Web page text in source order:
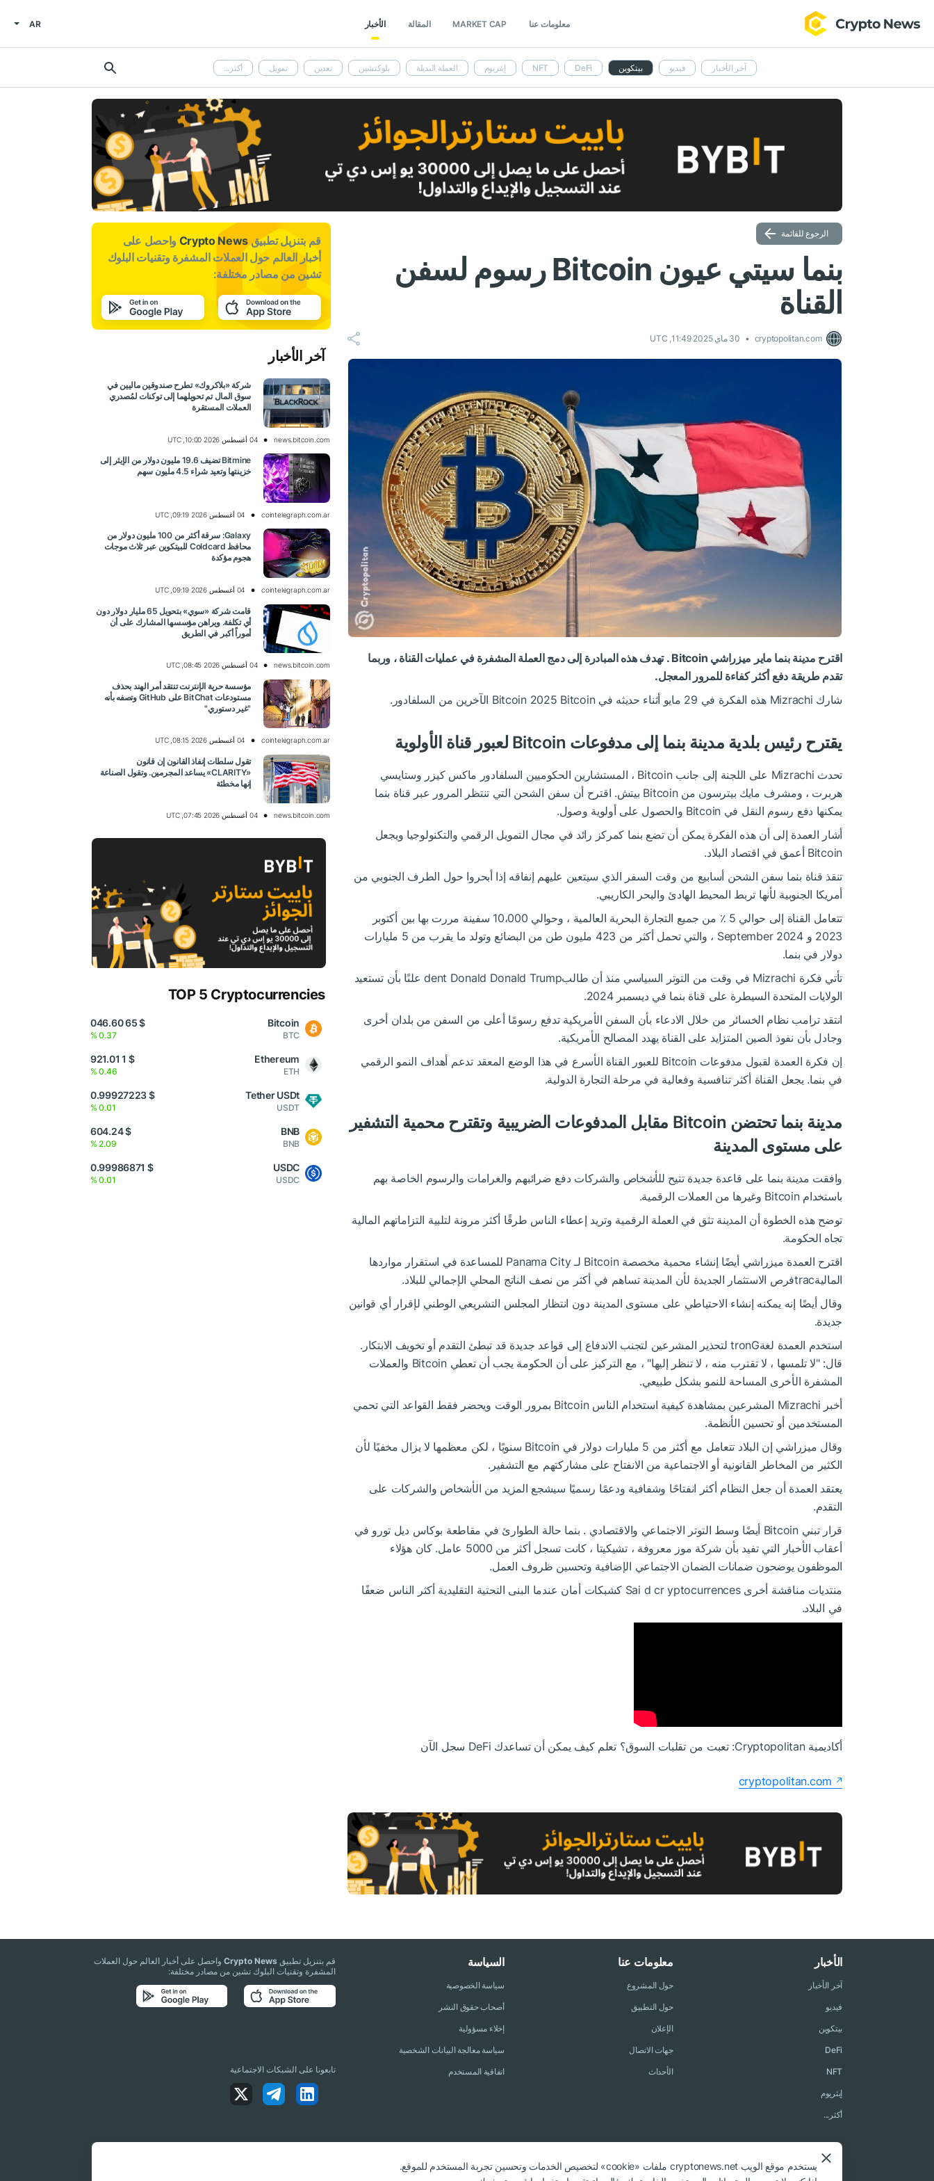
الأخبار المقالة MARKET CAP معلومات عنا AR
آخر الأخبار فيديو بيتكوين DeFi
NFT إيثريوم العملة البديلة بلوكتشين تعدين تمويل أكثر...
الرجوع للقائمة
بنما سيتي عيون Bitcoin رسوم لسفن
القناة
cryptopolitan.com 30 ماي 2025 11:49, UTC
اقترح مدينة بنما ماير ميزراشي
Bitcoin . تهدف هذه المبادرة إلى دمج العملة المشفرة في عمليات القناة ، وربما
تقدم طريقة دفع أكثر كفاءة للمرور المعجل.
شارك Mizrachi هذه الفكرة في 29 مايو أثناء حديثه في Bitcoin 2025 Bitcoin الآخرين من السلفادور.
يقترح رئيس بلدية مدينة بنما إلى مدفوعات Bitcoin لعبور قناة الأولوية
تحدث Mizrachi على اللجنة إلى جانب Bitcoin ، المستشارين الحكوميين السلفادور ماكس كيزر وستايسي
هربرت ، ومشرف مايك بيترسون من Bitcoin بيتش. اقترح أن سفن الشحن التي تنتظر المرور عبر قناة بنما
يمكنها دفع رسوم النقل في Bitcoin والحصول على أولوية وصول.
أشار العمدة إلى أن هذه الفكرة يمكن أن تضع بنما كمركز رائد في مجال التمويل الرقمي والتكنولوجيا ويجعل
Bitcoin أعمق في اقتصاد البلاد.
تنقذ قناة بنما سفن الشحن أسابيع من وقت السفر الذي سيتعين عليهم إنفاقه إذا أبحروا حول الطرف الجنوبي من
أمريكا الجنوبية لأنها تربط المحيط الهادئ والبحر الكاريبي.
تتعامل القناة إلى حوالي 5 ٪ من جميع التجارة البحرية العالمية ، وحوالي 10،000 سفينة مررت بها بين أكتوبر
2023 و September 2024 ، والتي تحمل أكثر من 423 مليون طن من البضائع وتولد ما يقرب من 5 مليارات
دولار في بنما.
تأتي فكرة Mizrachi في وقت من التوتر السياسي منذ أن طالبdent Donald Donald Trump علنًا بأن تستعيد
الولايات المتحدة السيطرة على قناة بنما في ديسمبر 2024.
انتقد ترامب نظام الخسائر من خلال الادعاء بأن السفن الأمريكية تدفع رسومًا أعلى من السفن من بلدان أخرى
وجادل بأن نفوذ الصين المتزايد على القناة يهدد المصالح الأمريكية.
إن فكرة العمدة لقبول مدفوعات Bitcoin للعبور القناة الأسرع في هذا الوضع المعقد تدعم أهداف النمو الرقمي
في بنما. يجعل القناة أكثر تنافسية وفعالية في مرحلة التجارة الدولية.
مدينة بنما تحتضن Bitcoin مقابل المدفوعات الضريبية وتقترح محمية التشفير
على مستوى المدينة
وافقت مدينة بنما على قاعدة جديدة تتيح للأشخاص والشركات دفع ضرائبهم والغرامات والرسوم الخاصة بهم
باستخدام Bitcoin وغيرها من العملات الرقمية.
توضح هذه الخطوة أن المدينة تثق في العملة الرقمية وتريد إعطاء الناس طرقًا أكثر مرونة لتلبية التزاماتهم المالية
تجاه الحكومة.
اقترح العمدة ميزراشي أيضًا إنشاء محمية مخصصة Bitcoin لـ Panama City للمساعدة في استقرار مواردها
الماليةtracفرص الاستثمار الجديدة لأن المدينة تساهم في أكثر من نصف الناتج المحلي الإجمالي للبلاد.
وقال أيضًا إنه يمكنه إنشاء الاحتياطي على مستوى المدينة دون انتظار المجلس التشريعي الوطني لإقرار أي قوانين
جديدة.
استخدم العمدة لغةtronG لتحذير المشرعين لتجنب الاندفاع إلى قواعد جديدة قد تبطئ التقدم أو تخويف الابتكار.
قال: "لا تلمسها ، لا تقترب منه ، لا تنظر إليها" ، مع التركيز على أن الحكومة يجب أن تعطي Bitcoin والعملات
المشفرة الأخرى المساحة للنمو بشكل طبيعي.
أخبر Mizrachi المشرعين بمشاهدة كيفية استخدام الناس Bitcoin بمرور الوقت ويحضر فقط القواعد التي تحمي
المستخدمين أو تحسين الأنظمة.
وقال ميزراشي إن البلاد تتعامل مع أكثر من 5 مليارات دولار في Bitcoin سنويًا ، لكن معظمها لا يزال مخفيًا لأن
الكثير من المخاطر القانونية أو الاجتماعية من الانفتاح على مشاركتهم مع التشفير.
يعتقد العمدة أن جعل النظام أكثر انفتاحًا وشفافية ودعمًا رسميًا سيشجع المزيد من الأشخاص والشركات على
التقدم.
قرار تبني Bitcoin
أيضًا وسط التوتر الاجتماعي والاقتصادي . بنما حالة الطوارئ في مقاطعة بوكاس ديل تورو في
أعقاب الأخبار التي تفيد بأن شركة موز معروفة ، تشيكيتا ، كانت تسجل أكثر من 5000 عامل. كان هؤلاء
الموظفون يوضحون ضمانات الضمان الاجتماعي الإضافية وتحسين ظروف العمل.
منتديات مناقشة أخرى Sai d cr
yptocurrences كشبكات أمان عندما البنى التحتية التقليدية أكثر الناس ضعفًا
في البلاد.
أكاديمية Cryptopolitan: تعبت من تقلبات السوق؟ تعلم كيف يمكن أن تساعدك DeFi سجل الآن
cryptopolitan.com
قم بتنزيل تطبيق Crypto News واحصل على
أخبار العالم حول العملات المشفرة وتقنيات البلوك
تشين من مصادر مختلفة:
آخر الأخبار
شركة «بلاكروك» تطرح صندوقين ماليين في
سوق المال تم تحويلهما إلى توكنات لمُصدري
العملات المستقرة
news.bitcoin.com 04 أغسطس 2026 10:00, UTC
Bitmine تضيف 19.6 مليون دولار من الإيثر إلى
خزينتها وتعيد شراء 4.5 مليون سهم
cointelegraph.com.ar 04 أغسطس 2026 09:19, UTC
Galaxy: سرقة أكثر من 100 مليون دولار من
محافظ Coldcard للبيتكوين عبر ثلاث موجات
هجوم مؤكدة
cointelegraph.com.ar 04 أغسطس 2026 09:19, UTC
قامت شركة «سوي» بتحويل 65 مليار دولار دون
أي تكلفة. ويراهن مؤسسها المشارك على أن
أموراً أكبر في الطريق
news.bitcoin.com 04 أغسطس 2026 08:45, UTC
مؤسسة حرية الإنترنت تنتقد أمر الهند بحذف
مستودعات BitChat على GitHub وتصفه بأنه
"غير دستوري"
cointelegraph.com.ar 04 أغسطس 2026 08:15, UTC
تقول سلطات إنفاذ القانون إن قانون
«CLARITY» يساعد المجرمين. وتقول الصناعة
إنها مخطئة
news.bitcoin.com 04 أغسطس 2026 07:45, UTC
TOP 5 Cryptocurrencies
Bitcoin
BTC
$ 65 046.60
0.37 %
Ethereum
ETH
$ 1 921.01
0.46 %
Tether USDt
USDT
$ 0.99927223
0.01 %
BNB
BNB
$ 604.24
2.09 %
USDC
USDC
$ 0.99986871
0.01 %
الأخبار
آخر الأخبار
فيديو
بيتكوين
DeFi
NFT
إيثريوم
أكثر...
معلومات عنا
حول المشروع
حول التطبيق
الإعلان
جهات الاتصال
الأحداث
السياسة
سياسة الخصوصية
أصحاب حقوق النشر
إخلاء مسؤولية
سياسة معالجة البيانات الشخصية
اتفاقية المستخدم
قم بتنزيل تطبيقCrypto News واحصل على أخبار العالم حول العملات
المشفرة وتقنيات البلوك تشين من مصادر مختلفة:
تابعونا على الشبكات الاجتماعية
يستخدم موقع الويب cryptonews.net ملفات «cookie» لتخصيص الخدمات وتحسين تجربة المستخدم للموقع.